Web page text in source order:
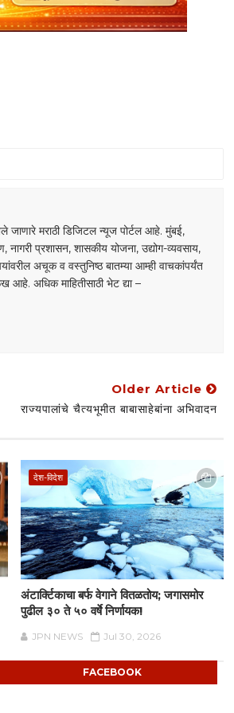
जाणारे मराठी डिजिटल न्यूज पोर्टल आहे. मुंबई,
नागरी प्रशासन, शासकीय योजना, उद्योग-व्यवसाय,
अचूक व वस्तुनिष्ठ बातम्या आम्ही वाचकांपर्यंत
आहे. अधिक माहितीसाठी भेट द्या –
Older Article
राज्यपालांचे चैत्यभूमीत बाबासाहेबांना अभिवादन
देश-विदेश
अंटार्क्टिकाचा बर्फ वेगाने वितळतोय; जगासमोर
पुढील ३० ते ५० वर्षे निर्णायक!
JPN NEWS Jul 30, 2026
FACEBOOK